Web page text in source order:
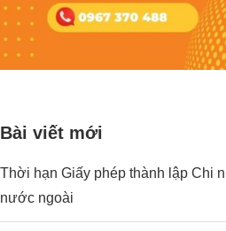
Bài viết mới
Thời hạn Giấy phép thành lập Chi
nước ngoài